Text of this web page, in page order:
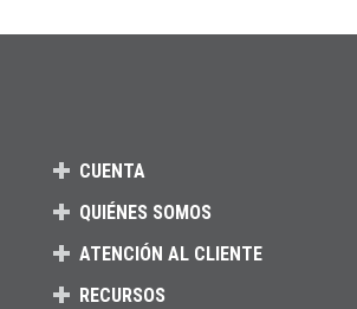
CUENTA
QUIÉNES SOMOS
ATENCIÓN AL CLIENTE
RECURSOS